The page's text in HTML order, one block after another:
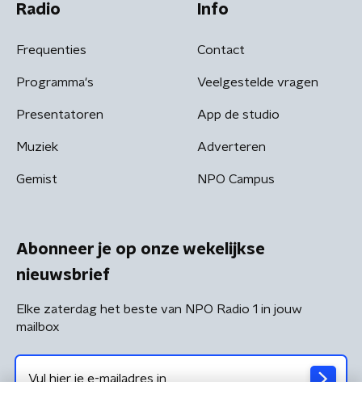
Radio
Frequenties
Programma's
Presentatoren
Muziek
Gemist
Info
Contact
Veelgestelde vragen
App de studio
Adverteren
NPO Campus
Abonneer je op onze wekelijkse
nieuwsbrief
Elke zaterdag het beste van NPO Radio 1 in jouw
mailbox